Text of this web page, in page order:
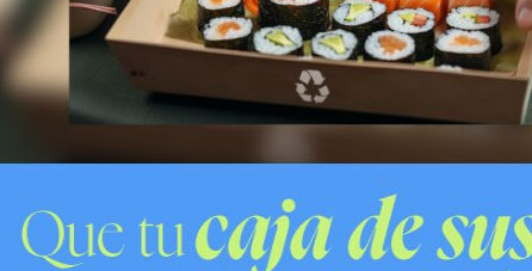
como también el vehículo en que se trasladaba fueron
precisó el mayor Cabrera.